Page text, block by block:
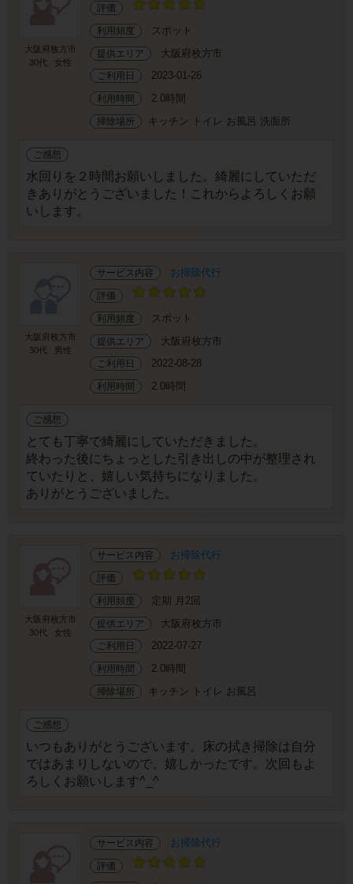
大阪府枚方市
30代
女性
評価
利用頻度 スポット
提供エリア 大阪府枚方市
ご利用日 2023-01-26
利用時間 2.0時間
掃除場所 キッチン トイレ お風呂 洗面所
ご感想
水回りを２時間お願いしました。綺麗にしていただ
きありがとうございました！これからよろしくお願
いします。
大阪府枚方市
30代
男性
サービス内容 お掃除代行
評価
利用頻度 スポット
提供エリア 大阪府枚方市
ご利用日 2022-08-28
利用時間 2.0時間
ご感想
とても丁寧で綺麗にしていただきました。
終わった後にちょっとした引き出しの中が整理され
ていたりと、嬉しい気持ちになりました。
ありがとうございました。
大阪府枚方市
30代
女性
サービス内容 お掃除代行
評価
利用頻度 定期 月2回
提供エリア 大阪府枚方市
ご利用日 2022-07-27
利用時間 2.0時間
掃除場所 キッチン トイレ お風呂
ご感想
いつもありがとうございます。床の拭き掃除は自分
ではあまりしないので、嬉しかったです。次回もよ
ろしくお願いします^_^
サービス内容 お掃除代行
評価